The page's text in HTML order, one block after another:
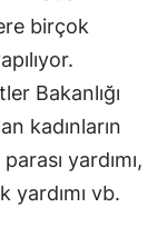
birçok
Bakanlığı
kadınların
yardımı,
yardımı vb.